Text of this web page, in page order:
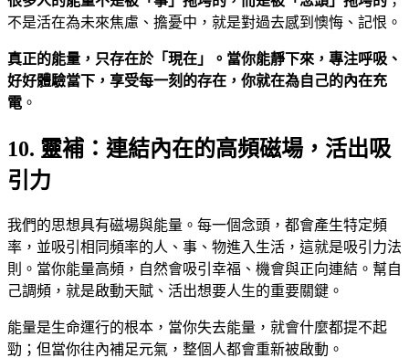
不是活在為未來焦慮、擔憂中，就是對過去感到懊悔、記恨。
真正的能量，只存在於「現在」。當你能靜下來，專注呼吸、
好好體驗當下，享受每一刻的存在，你就在為自己的內在充
電 。
10. 靈補：連結內在的高頻磁場，活出吸
引力
我們的思想具有磁場與能量。每一個念頭，都會產生特定頻
率，並吸引相同頻率的人、事、物進入生活，這就是吸引力法
則。當你能量高頻，自然會吸引幸福、機會與正向連結。幫自
己調頻，就是啟動天賦、活出想要人生的重要關鍵。
能量是生命運行的根本，當你失去能量，就會什麼都提不起
勁；但當你往內補足元氣，整個人都會重新被啟動。